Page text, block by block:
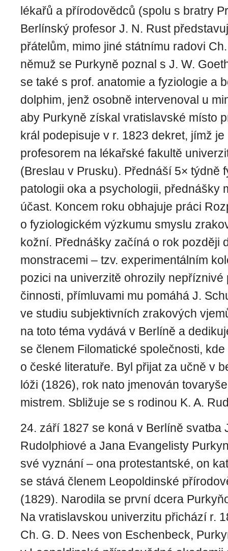
lékařů a přírodovědců (spolu s bratry
Berlínský profesor J. N. Rust
přátelům, mimo jiné státnímu radovi
němuž se Purkyně poznal s J. W.
se také s prof. anatomie a fyziologie a
dolphim, jenž osobně intervenoval u
aby Purkyně získal vratislavské místo
král podepisuje v r. 1823 dekret, jímž
profesorem na lékařské fakultě
(Breslau v Prusku). Přednáší 5× týdně
patologii oka a psychologii, přednášky
účast. Koncem roku obhajuje práci
o fyziologickém výzkumu smyslu
kožní. Přednášky začíná o rok později
monstracemi – tzv. experimentálním
pozici na univerzitě ohrozily nepříznivé
činnosti, přímluvami mu pomáhá J.
ve studiu subjektivních zrakových
na toto téma vydává v Berlíně a
se členem Filomatické společnosti,
o české literatuře. Byl přijat za učně v
lóži (1826), rok nato jmenován
mistrem. Sbližuje se s rodinou K. A.
24. září 1827 se koná v Berlíně svatba
Rudolphiové a Jana Evangelisty
své vyznání – ona protestantské, on
se stává členem Leopoldinské
(1829). Narodila se první dcera
Na vratislavskou univerzitu přichází r.
Ch. G. D. Nees von Eschenbeck,